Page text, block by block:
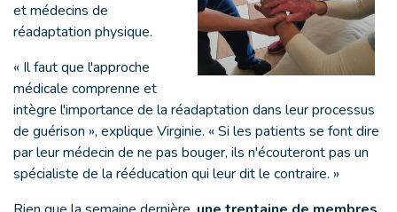
et médecins de
réadaptation physique.
« Il faut que l'approche
médicale comprenne et
intègre l'importance de la réadaptation dans leur processus
de guérison », explique Virginie. « Si les patients se font dire
par leur médecin de ne pas bouger, ils n'écouteront pas un
spécialiste de la rééducation qui leur dit le contraire. »